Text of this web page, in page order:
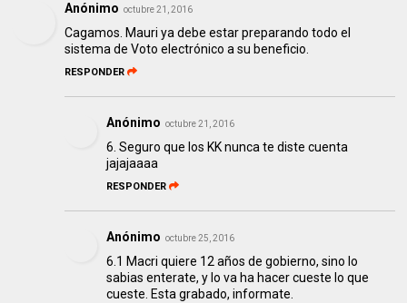
Anónimo octubre 21, 2016
Cagamos. Mauri ya debe estar preparando todo el
sistema de Voto electrónico a su beneficio.
RESPONDER
Anónimo octubre 21, 2016
6. Seguro que los KK nunca te diste cuenta
jajajaaaa
RESPONDER
Anónimo octubre 25, 2016
6.1 Macri quiere 12 años de gobierno, sino lo
sabias enterate, y lo va ha hacer cueste lo que
cueste. Esta grabado, informate.